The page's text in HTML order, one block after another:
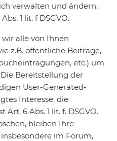
verwalten und ändern.
1 lit. f DSGVO.
alle von Ihnen
z.B. öffentliche Beiträge,
etc.) um
Bereitstellung der
User-Generated-
Interesse, die
6 Abs. 1 lit. f. DSGVO.
bleiben Ihre
im Forum,